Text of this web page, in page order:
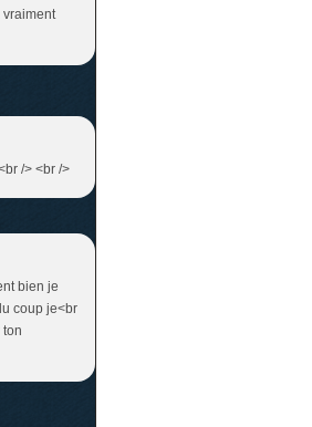
vraiment
/> <br />
bien je
coup je<br